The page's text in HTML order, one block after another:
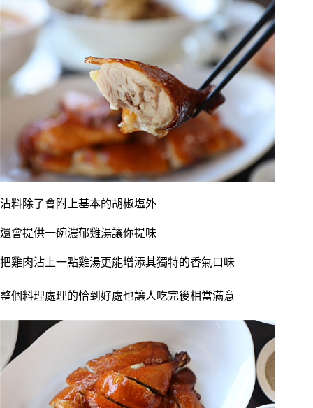
沾料除了會附上基本的胡椒塩外
還會提供一碗濃郁雞湯讓你提味
把雞肉沾上一點雞湯更能增添其獨特的香氣口味
整個料理處理的恰到好處也讓人吃完後相當滿意